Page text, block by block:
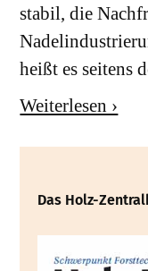
stabil, die
heißt es seitens
Weiterlesen ›
Das Holz-